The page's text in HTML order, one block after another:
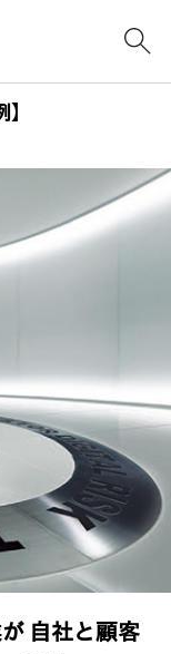
自社と顧客